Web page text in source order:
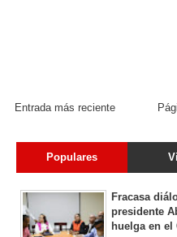
Entrada más reciente
Populares
Fracasa
presidente
huelga en el